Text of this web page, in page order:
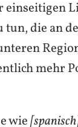
die an
mehr
wie